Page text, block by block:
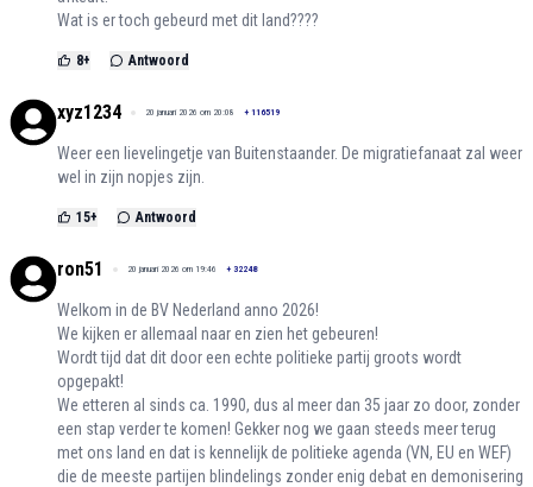
Wat is er toch gebeurd met dit land????
8+ Antwoord
xyz1234 20 januari 2026 om 20:08 + 116519
Weer een lievelingetje van Buitenstaander. De migratiefanaat zal weer
wel in zijn nopjes zijn.
15+ Antwoord
ron51 20 januari 2026 om 19:46 + 32248
Welkom in de BV Nederland anno 2026!
We kijken er allemaal naar en zien het gebeuren!
Wordt tijd dat dit door een echte politieke partij groots wordt
opgepakt!
We etteren al sinds ca. 1990, dus al meer dan 35 jaar zo door, zonder
een stap verder te komen! Gekker nog we gaan steeds meer terug
met ons land en dat is kennelijk de politieke agenda (VN, EU en WEF)
die de meeste partijen blindelings zonder enig debat en demonisering